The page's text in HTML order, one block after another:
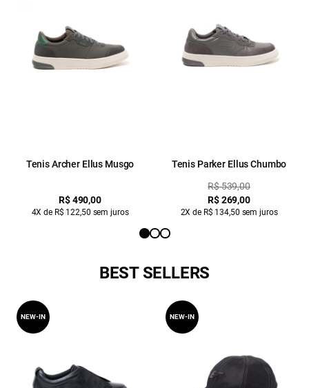
Tenis Archer Ellus Musgo
R$ 490,00
4X de R$ 122,50 sem juros
Tenis Parker Ellus Chumbo
R$ 539,00
R$ 269,00
2X de R$ 134,50 sem juros
BEST SELLERS
NEW-IN NEW-IN